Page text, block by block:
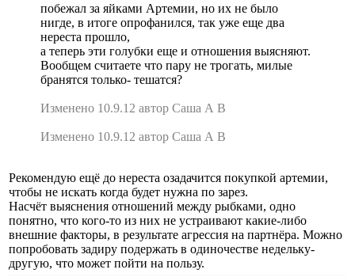
побежал за яйками Артемии, но их не было
нигде, в итоге опрофанился, так уже еще два
нереста прошло,
а теперь эти голубки еще и отношения выясняют.
Вообщем считаете что пару не трогать, милые
бранятся только- тешатся?
Изменено 10.9.12 автор Саша А В
Изменено 10.9.12 автор Саша А В
Рекомендую ещё до нереста озадачится покупкой артемии,
чтобы не искать когда будет нужна по зарез.
Насчёт выяснения отношений между рыбками, одно
понятно, что кого-то из них не устраивают какие-либо
внешние факторы, в результате агрессия на партнёра. Можно
попробовать задиру подержать в одиночестве недельку-
другую, что может пойти на пользу.